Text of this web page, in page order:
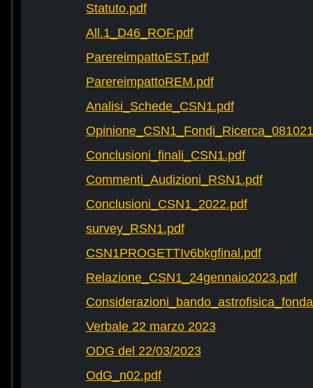
Statuto.pdf
All.1_D46_ROF.pdf
ParereimpattoEST.pdf
ParereimpattoREM.pdf
Analisi_Schede_CSN1.pdf
Conclusioni_finali_CSN1.pdf
Commenti_Audizioni_RSN1.pdf
Conclusioni_CSN1_2022.pdf
survey_RSN1.pdf
CSN1PROGETTIv6bkgfinal.pdf
Relazione_CSN1_24gennaio2023.pdf
Verbale 22 marzo 2023
ODG del 22/03/2023
OdG_n02.pdf